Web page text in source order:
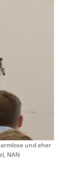
und eher
NAN